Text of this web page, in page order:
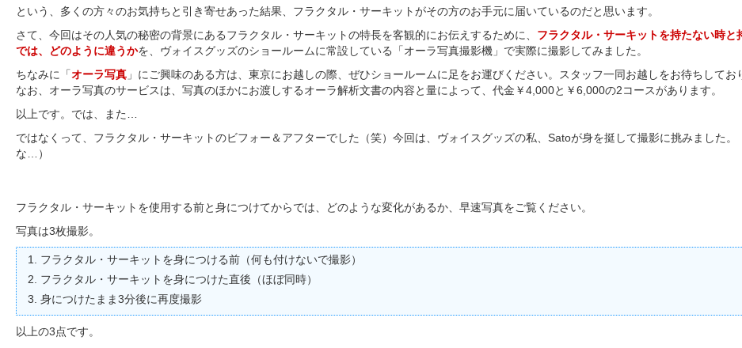
という、多くの方々のお気持ちと引き寄せあった結果、フラクタル・サーキットがその方のお手元に届いているのだと思います。
さて、今回はその人気の秘密の背景にあるフラクタル・サーキットの特長を客観的にお伝えするために、 フラクタル・サーキットを持たない時と
では、どのように違うかを、ヴォイスグッズのショールームに常設している「オーラ写真撮影機」で実際に撮影してみました。
ちなみに「オーラ写真 」にご興味のある方は、東京にお越しの際、ぜひショールームに足をお運びください。スタッフ一同お越しをお待ちしてお
なお、オーラ写真のサービスは、写真のほかにお渡しするオーラ解析文書の内容と量によって、代金￥4,000と￥6,000の2コースがあります。
以上です。では、また…
ではなくって、フラクタル・サーキットのビフォー＆アフターでした（笑）今回は、ヴォイスグッズの私、Satoが身を挺して撮影に挑みました。
な…）
フラクタル・サーキットを使用する前と身につけてからでは、どのような変化があるか、早速写真をご覧ください。
写真は3枚撮影。
フラクタル・サーキットを身につける前（何も付けないで撮影）
フラクタル・サーキットを身につけた直後（ほぼ同時）
身につけたまま3分後に再度撮影
以上の3点です。